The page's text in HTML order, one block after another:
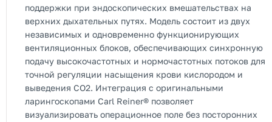
поддержки при эндоскопических вмешательствах на
верхних дыхательных путях. Модель состоит из двух
независимых и одновременно функционирующих
вентиляционных блоков, обеспечивающих синхронную
подачу высокочастотных и нормочастотных потоков для
точной регуляции насыщения крови кислородом и
выведения СО2. Интеграция с оригинальными
ларингоскопами Carl Reiner® позволяет
визуализировать операционное поле без посторонних